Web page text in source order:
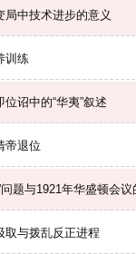
中技术进步的意义
训练
诏中的“华夷”叙述
帝退位
题与1921年华盛顿会议
取与拨乱反正进程